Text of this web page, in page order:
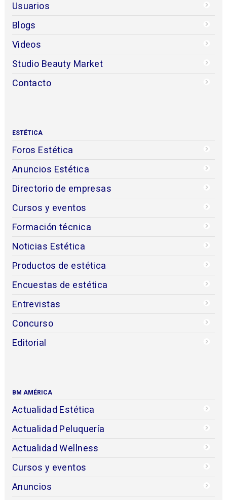
Usuarios
Blogs
Videos
Studio Beauty Market
Contacto
ESTÉTICA
Foros Estética
Anuncios Estética
Directorio de empresas
Cursos y eventos
Formación técnica
Noticias Estética
Productos de estética
Encuestas de estética
Entrevistas
Concurso
Editorial
BM AMÉRICA
Actualidad Estética
Actualidad Peluquería
Actualidad Wellness
Cursos y eventos
Anuncios